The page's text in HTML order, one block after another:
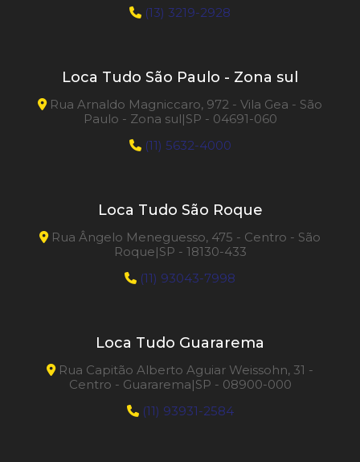
(13) 3219-2928
Loca Tudo São Paulo - Zona sul
Rua Arnaldo Magniccaro, 972 - Vila Gea - São
Paulo - Zona sul|SP - 04691-060
(11) 5632-4000
Loca Tudo São Roque
Rua Ângelo Meneguesso, 475 - Centro - São
Roque|SP - 18130-433
(11) 93043-7998
Loca Tudo Guararema
Rua Capitão Alberto Aguiar Weissohn, 31 -
Centro - Guararema|SP - 08900-000
(11) 93931-2584